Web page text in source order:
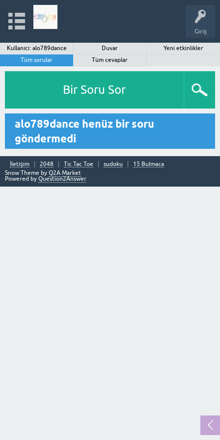
Giriş
Kullanıcı: alo789dance Duvar
Yeni etkinlikler
Tüm sorular
Tüm cevaplar
Bir Soru Sor
alo789dance henüz bir soru
göndermedi
İletişim 2048 Tic Tac Toe sudoku
15 Bulmaca
Snow Theme by Q2A Market
Powered by Question2Answer